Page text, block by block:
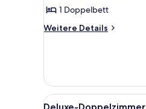
1 Doppelbett
Weitere Details
Weitere
Alle14